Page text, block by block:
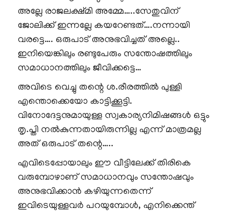
അല്ലേ രാജലക്ഷ്മി അമ്മേ…..സേതുവിന്
ജോലിക്ക് ഇന്നല്ലേ കയറേണ്ടത്….നന്നായി
വരട്ടെ…. ഒരുപാട് അനുഭവിച്ചത് അല്ലെ..
ഇനിയെങ്കിലും രണ്ടുപേരും സന്തോഷത്തിലും
സമാധാനത്തിലും ജീവിക്കട്ടെ…
അവിടെ വെച്ചു തന്റെ ശ.രീരത്തിൽ പുള്ളി
എന്തൊക്കെയോ കാട്ടിക്കൂട്ടി.
വിനോദേട്ടനുമായുള്ള സ്വകാര്യനിമിഷങ്ങൾ ഒട്ടും
തൃ.പ്തി നൽകുന്നതായിരുന്നില്ല എന്ന് മാത്രമല്ല
അത് ഒരുപാട് തന്റെ…..
എവിടെപ്പോയാലും ഈ വീട്ടിലേക്ക് തിരികെ
വരുമ്പോഴാണ് സമാധാനവും സന്തോഷവും
അനുഭവിക്കാൻ കഴിയുന്നതെന്ന്
ഇവിടെയുള്ളവർ പറയുമ്പോൾ, എനിക്കെന്ത്